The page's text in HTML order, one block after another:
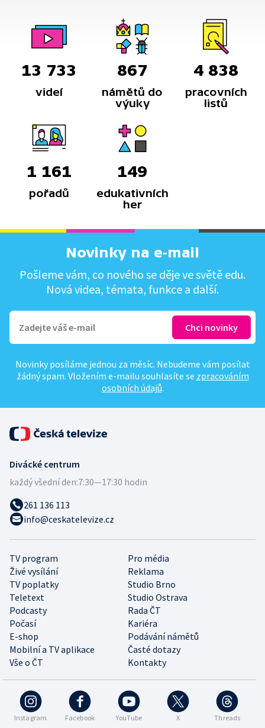
13 733
videí
867
námětů do
výuky
4 838
pracovních
listů
1 161
pořadů
149
edukativních
her
Novinky na e-mail
Pošleme vám, co nového se děje ve světě edu.
Nová videa, témata, funkce a další.
Novinky posíláme jednou za měsíc. Nebudeme vám posílat
žádný spam. Vložením e-mailu souhlasíte se zpracováním
osobních údajů.